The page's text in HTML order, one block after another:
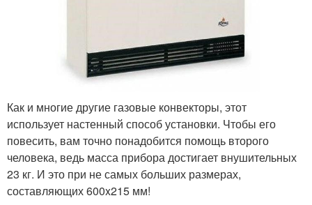
Как и многие другие газовые конвекторы, этот
использует настенный способ установки. Чтобы его
повесить, вам точно понадобится помощь второго
человека, ведь масса прибора достигает внушительных
23 кг. И это при не самых больших размерах,
составляющих 600x215 мм!